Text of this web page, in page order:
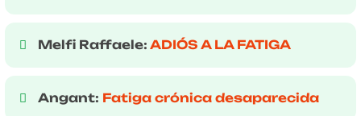
Melfi Raffaele:ADIÓS A LA FATIGA
Angant: Fatiga crónica desaparecida